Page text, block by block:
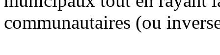
communautaires (ou